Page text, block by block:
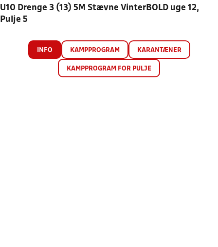
U10 Drenge 3 (13) 5M Stævne VinterBOLD uge 12,
Pulje 5
INFO KAMPPROGRAM KARANTÆNER
KAMPPROGRAM FOR PULJE